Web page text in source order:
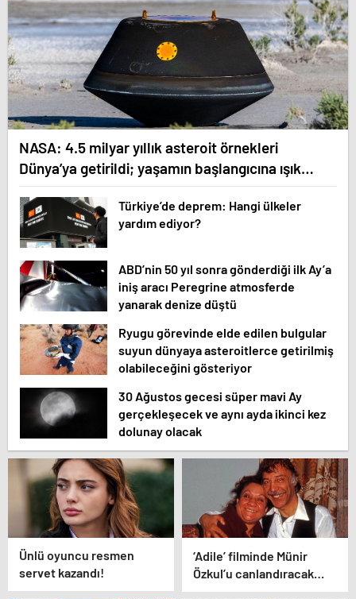
NASA: 4.5 milyar yıllık asteroit örnekleri
Dünya’ya getirildi; yaşamın başlangıcına ışık
tutabilir
Türkiye’de deprem: Hangi ülkeler
yardım ediyor?
ABD’nin 50 yıl sonra gönderdiği ilk Ay’a
iniş aracı Peregrine atmosferde
yanarak denize düştü
Ryugu görevinde elde edilen bulgular
suyun dünyaya asteroitlerce getirilmiş
olabileceğini gösteriyor
30 Ağustos gecesi süper mavi Ay
gerçekleşecek ve aynı ayda ikinci kez
dolunay olacak
Ünlü oyuncu resmen
servet kazandı!
‘Adile’ filminde Münir
Özkul’u canlandıracak
isim belli oldu